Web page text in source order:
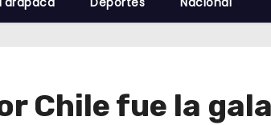
Chile fue la